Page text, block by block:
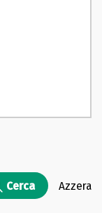
Cerca Azzera